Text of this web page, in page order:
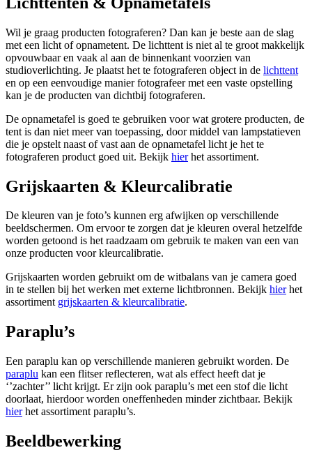
Wil je graag producten fotograferen? Dan kan je beste aan de slag
met een licht of opnametent. De lichttent is niet al te groot makkelijk
opvouwbaar en vaak al aan de binnenkant voorzien van
studioverlichting. Je plaatst het te fotograferen object in de lichttent
en op een eenvoudige manier fotografeer met een vaste opstelling
kan je de producten van dichtbij fotograferen.
De opnametafel is goed te gebruiken voor wat grotere producten, de
tent is dan niet meer van toepassing, door middel van lampstatieven
die je opstelt naast of vast aan de opnametafel licht je het te
fotograferen product goed uit. Bekijk hierhet assortiment.
Grijskaarten & Kleurcalibratie
De kleuren van je foto’s kunnen erg afwijken op verschillende
beeldschermen. Om ervoor te zorgen dat je kleuren overal hetzelfde
worden getoond is het raadzaam om gebruik te maken van een van
onze producten voor kleurcalibratie.
Grijskaarten worden gebruikt om de witbalans van je camera goed
in te stellen bij het werken met externe lichtbronnen. Bekijk hierhet
assortiment grijskaarten & kleurcalibratie.
Paraplu’s
Een paraplu kan op verschillende manieren gebruikt worden. De
paraplu kan een flitser reflecteren, wat als effect heeft dat je
‘’zachter’’ licht krijgt. Er zijn ook paraplu’s met een stof die licht
doorlaat, hierdoor worden oneffenheden minder zichtbaar. Bekijk
hierhet assortiment paraplu’s.
Beeldbewerking